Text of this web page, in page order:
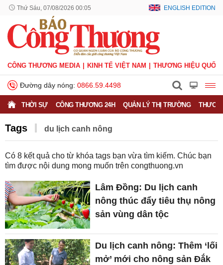
Thứ Sáu, 07/08/2026 00:05 ENGLISH EDITION
CÔNG THƯƠNG MEDIA KINH TẾ VIỆT NAM THƯƠNG HIỆU QUỐC
Đường dây nóng: 0866.59.4498
THỜI SỰ CÔNG THƯƠNG 24H QUẢN LÝ THỊ TRƯỜNG
Tags du lịch canh nông
Có 8 kết quả cho từ khóa tags bạn vừa tìm kiếm. Chúc bạn
tìm được nội dung mong muốn trên congthuong.vn
Lâm Đồng: Du lịch canh
nông thúc đẩy tiêu thụ nông
sản vùng dân tộc
Du lịch canh nông: Thêm ‘lối
mở’ mới cho nông sản Đắk